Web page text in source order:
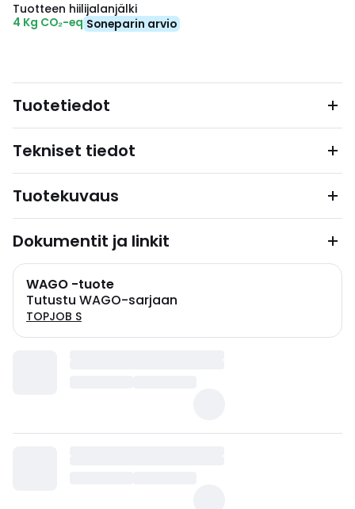
Tuotteen hiilijalanjälki
4 Kg CO₂-eq Soneparin arvio
Tuotetiedot
Tekniset tiedot
Tuotekuvaus
Dokumentit ja linkit
WAGO -tuote
Tutustu WAGO-sarjaan
TOPJOB S